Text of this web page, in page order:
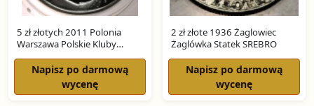
5 zł złotych 2011 Polonia
Warszawa Polskie Kluby
Napisz po darmową
wycenę
2 zł złote 1936 Żaglowiec
Żaglówka Statek SREBRO
Napisz po darmową
wycenę